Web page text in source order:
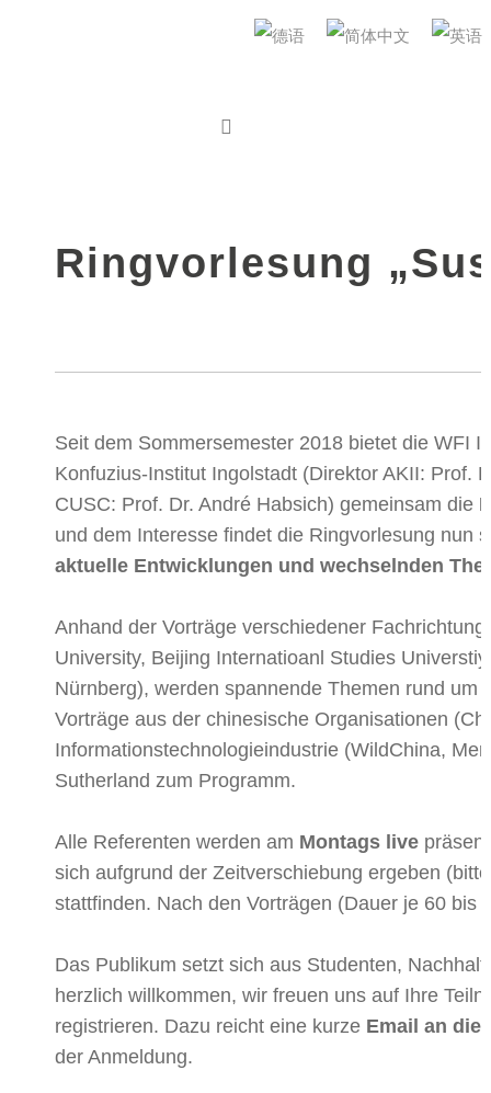
AUDI Konfuzius-Institut Ingolstadt
Ringvorlesung
Seit dem Sommersemester 2018 bietet die WFI
Konfuzius-Institut Ingolstadt (Direktor AKII: Prof.
CUSC: Prof. Dr. André Habsich) gemeinsam die
und dem Interesse findet die Ringvorlesung nun
aktuelle Entwicklungen und wechselnden
Anhand der Vorträge verschiedener
University, Beijing Internatioanl Studies
Nürnberg), werden spannende Themen rund
Vorträge aus der chinesische Organisationen
Informationstechnologieindustrie (WildChina,
Sutherland zum Programm.
Alle Referenten werden am Montags live
sich aufgrund der Zeitverschiebung ergeben
stattfinden. Nach den Vorträgen (Dauer je 60 bis
Das Publikum setzt sich aus Studenten,
herzlich willkommen, wir freuen uns auf Ihre
registrieren. Dazu reicht eine kurze Email an die
der Anmeldung.